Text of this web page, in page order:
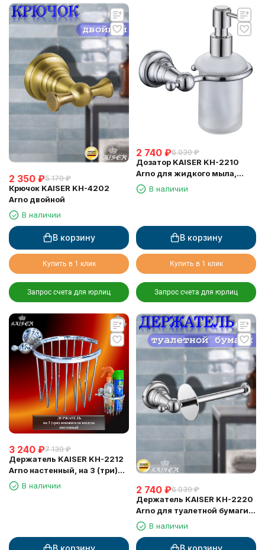
2 350 ₽5 170 ₽
Крючок KAISER KH-4202
Arno двойной
В наличии
В корзину
Купить в 1 клик
Запрос счета для юрлиц
2 740 ₽6 030 ₽
Дозатор KAISER KH-2210
Arno для жидкого мыла,
настенный
В наличии
В корзину
Купить в 1 клик
Запрос счета для юрлиц
3 240 ₽7 130 ₽
Держатель KAISER KH-2212
Arno настенный, на 3 (три)
освежителя воздуха
В наличии 2 740 ₽6 030 ₽
Держатель KAISER KH-2220
Arno для туалетной бумаги,
настенный
В наличии